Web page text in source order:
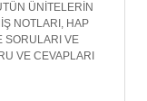
ÜNİTELERİN
NOTLARI, HAP
SORULARI VE
VE CEVAPLARI